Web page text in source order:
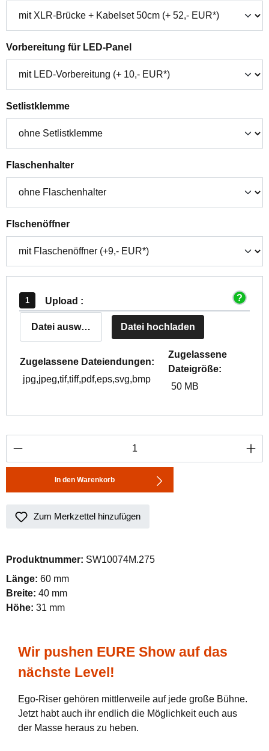
Vorbereitung für LED-Panelauswählen
Setlistklemmeauswählen
Flaschenhalterauswählen
Flschenöffnerauswählen
Upload :
Datei auswählen Datei hochladen
Zugelassene Dateiendungen:
jpg,jpeg,tif,tiff,pdf,eps,svg,bmp
Zugelassene
Dateigröße:
50 MB
Produkt Anzahl: Gib den gewünschten
In den Warenkorb
Zum Merkzettel hinzufügen
Produktnummer: SW10074M.275
Länge: 60 mm
Breite: 40 mm
Höhe: 31 mm
Wir pushen EURE Show auf das
nächste Level!
Ego-Riser gehören mittlerweile auf jede große Bühne.
Jetzt habt auch ihr endlich die Möglichkeit euch aus
der Masse heraus zu heben.